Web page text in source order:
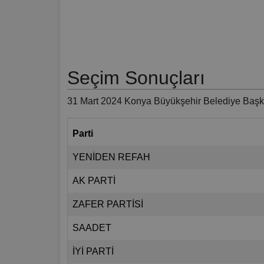
Seçim Sonuçları
31 Mart 2024 Konya Büyükşehir Belediye
Parti
YENİDEN REFAH
AK PARTİ
ZAFER PARTİSİ
SAADET
İYİ PARTİ